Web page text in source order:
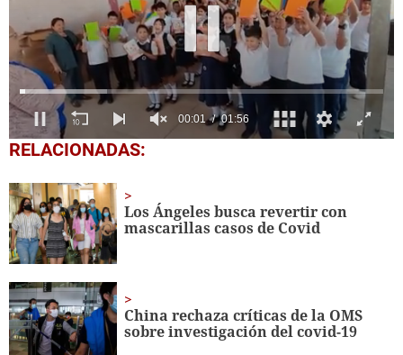
0
seconds
1
minute,
56
seconds
RELACIONADAS:
Los Ángeles busca revertir con
mascarillas casos de Covid
China rechaza críticas de la OMS
sobre investigación del covid-19